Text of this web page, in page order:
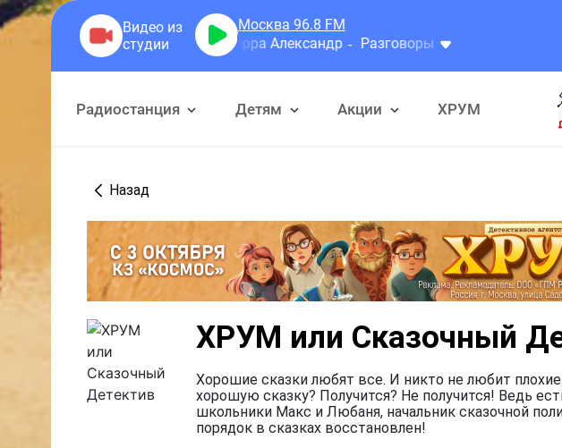
Москва 96.8 FM
Герра Александр
Разговоры
Радиостанция Детям Акции ХРУМ
Назад
ХРУМ или Сказочный
Хорошие сказки любят все. И никто не любит
хорошую сказку? Получится? Не получится! Ведь
школьники Макс и Любаня, начальник сказочной
порядок в сказках восстановлен!